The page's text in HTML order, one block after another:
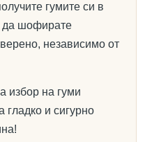
гумите си в
да шофирате
независимо от
избор на гуми
гладко и сигурно